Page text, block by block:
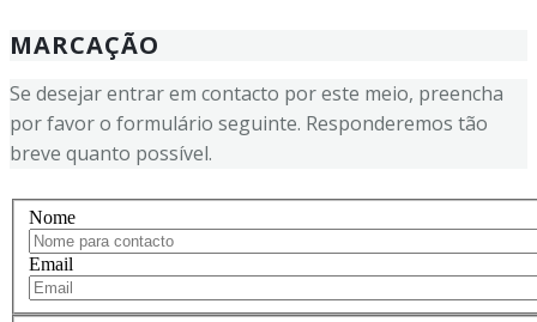
MARCAÇÃO
Se desejar entrar em contacto por este meio, preencha
por favor o formulário seguinte. Responderemos tão
breve quanto possível.
Nome
Email